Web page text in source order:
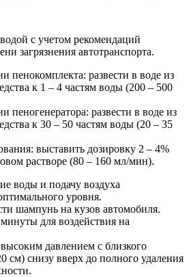
водой с учетом рекомендаций
загрязнения автотранспорта.
пенокомплекта: развести в воде из
к 1 – 4 частям воды (200 – 500
пеногенератора: развести в воде из
к 30 – 50 частям воды (20 – 35
выставить дозировку 2 – 4%
растворе (80 – 160 мл/мин).
воды и подачу воздуха
уровня.
шампунь на кузов автомобиля.
для воздействия на
давлением с близкого
см) снизу вверх до полного удаления